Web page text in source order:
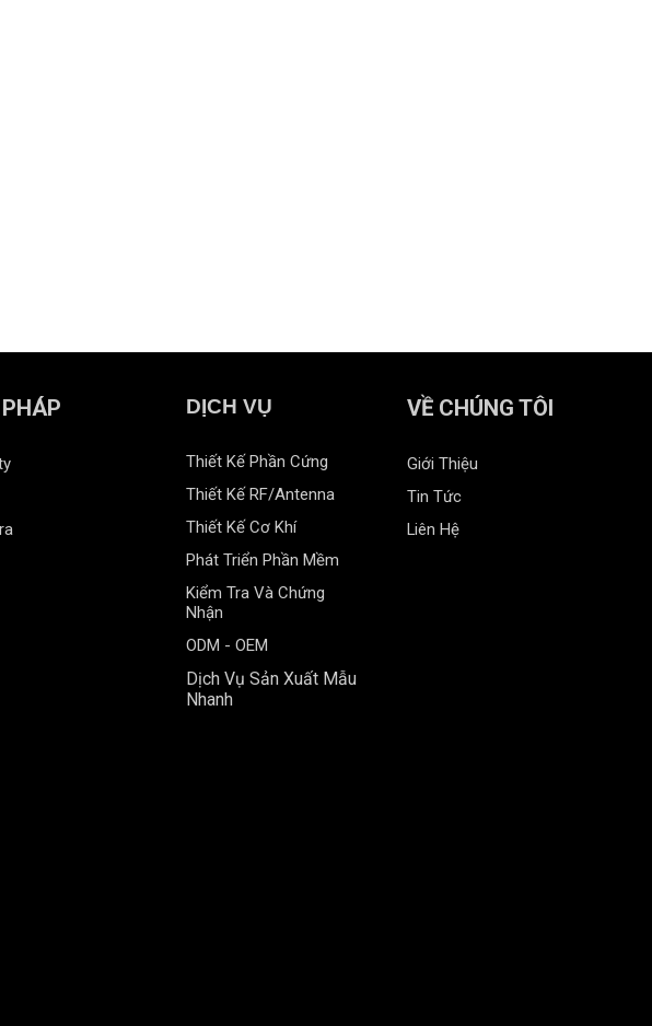
DỊCH VỤ
Thiết Kế Phần Cứng
Thiết Kế RF/Antenna
Thiết Kế Cơ Khí
Phát Triển Phần Mềm
Kiểm Tra Và Chứng
Nhận
ODM - OEM
Dịch Vụ Sản Xuất Mẫu
Nhanh
VỀ CHÚNG TÔI
Giới Thiệu
Tin Tức
Liên Hệ